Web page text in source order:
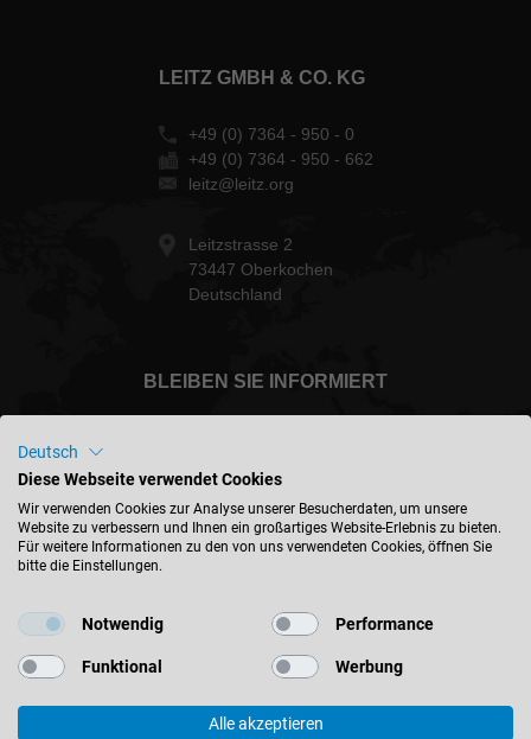
LEITZ GMBH & CO. KG
+49 (0) 7364 - 950 - 0
+49 (0) 7364 - 950 - 662
leitz@leitz.org
Leitzstrasse 2
73447 Oberkochen
Deutschland
BLEIBEN SIE INFORMIERT
International - deutsch
© 2026 Leitz GmbH & Co. KG
Deutsch
Diese Webseite verwendet Cookies
Wir verwenden Cookies zur Analyse unserer Besucherdaten, um unsere
Website zu verbessern und Ihnen ein großartiges Website-Erlebnis zu bieten.
Für weitere Informationen zu den von uns verwendeten Cookies, öffnen Sie
bitte die Einstellungen.
Notwendig Performance
Funktional Werbung
Alle akzeptieren